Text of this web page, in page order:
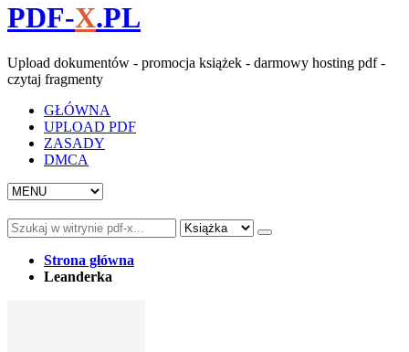
PDF-X.PL
Upload dokumentów - promocja książek - darmowy hosting pdf -
czytaj fragmenty
GŁÓWNA
UPLOAD PDF
ZASADY
DMCA
Strona główna
Leanderka